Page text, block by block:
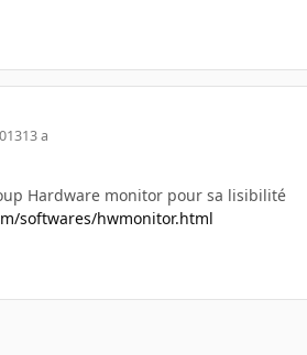
13 a
Hardware monitor pour sa lisibilité
softwares/hwmonitor.html